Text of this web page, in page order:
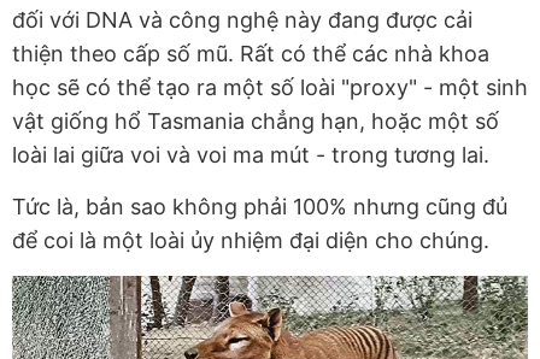
đối với DNA và công nghệ này đang được cải
thiện theo cấp số mũ. Rất có thể các nhà khoa
học sẽ có thể tạo ra một số loài "proxy" - một sinh
vật giống hổ Tasmania chẳng hạn, hoặc một số
loài lai giữa voi và voi ma mút - trong tương lai.
Tức là, bản sao không phải 100% nhưng cũng đủ
để coi là một loài ủy nhiệm đại diện cho chúng.